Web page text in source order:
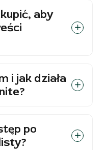
aby
i jak działa
po